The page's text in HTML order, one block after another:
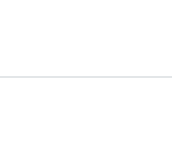
Hauptnavigation
Inhalt
Footer